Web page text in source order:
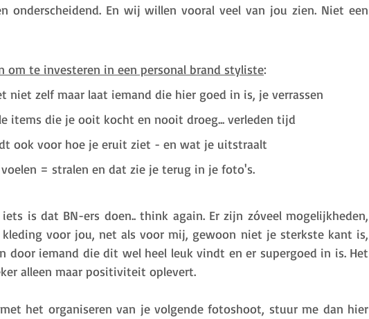
onderscheidend. En wij willen vooral veel van jou zien. Niet een
om te investeren in een personal brand styliste:
niet zelf maar laat iemand die hier goed in is, je verrassen
items die je ooit kocht en nooit droeg... verleden tijd
ook voor hoe je eruit ziet - en wat je uitstraalt
= stralen en dat zie je terug in je foto's.
is dat BN-ers doen.. think again. Er zijn zóveel mogelijkheden,
kleding voor jou, net als voor mij, gewoon niet je sterkste kant is,
door iemand die dit wel heel leuk vindt en er supergoed in is. Het
alleen maar positiviteit oplevert.
het organiseren van je volgende fotoshoot, stuur me dan hier